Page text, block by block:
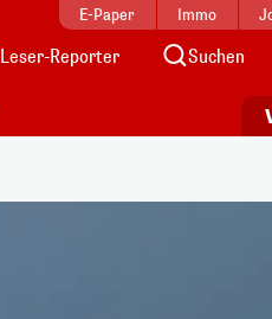
E-Paper Immo
Leser-Reporter Suchen